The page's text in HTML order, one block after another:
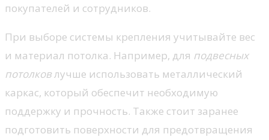
покупателей и сотрудников.
При выборе системы крепления учитывайте вес
и материал потолка. Например, для подвесных
потолковлучше использовать металлический
каркас, который обеспечит необходимую
поддержку и прочность. Также стоит заранее
подготовить поверхности для предотвращения